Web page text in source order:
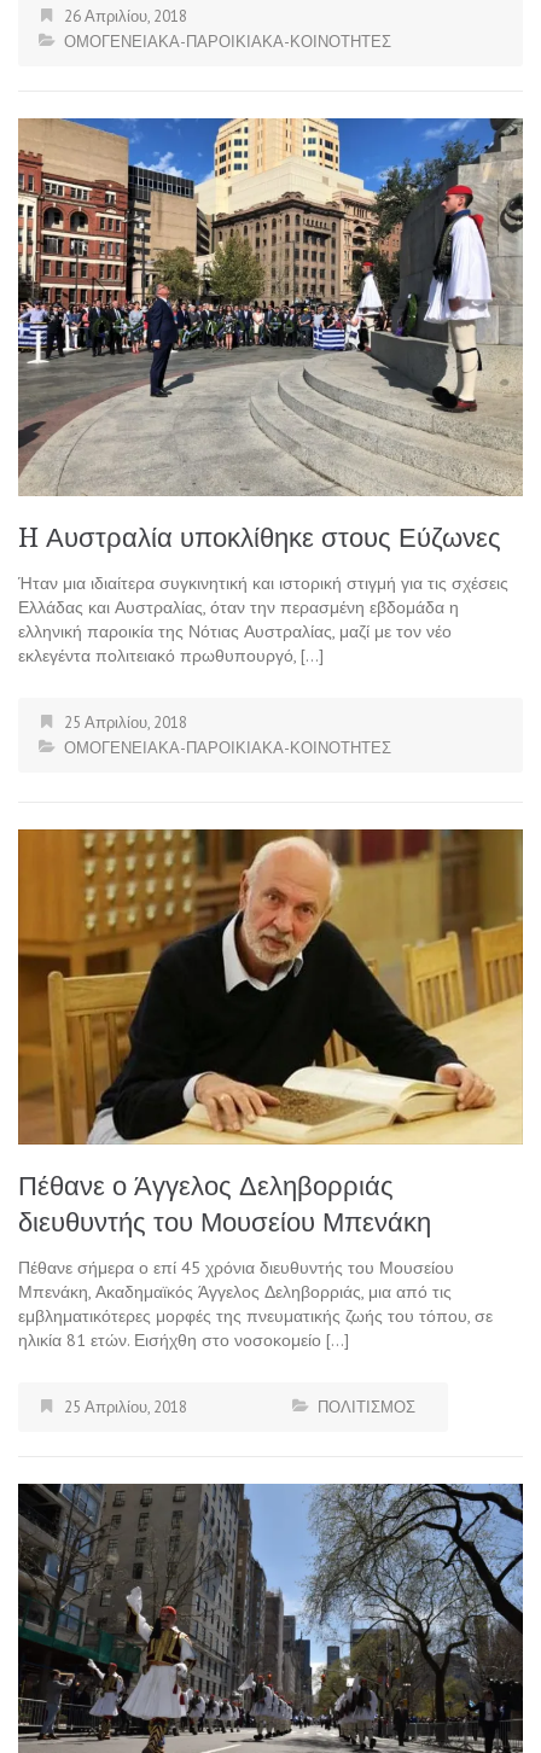
26 Απριλίου, 2018
ΟΜΟΓΕΝΕΙΑΚΑ-ΠΑΡΟΙΚΙΑΚΑ-ΚΟΙΝΟΤΗΤΕΣ
H Αυστραλία υποκλίθηκε στους Εύζωνες
Ήταν μια ιδιαίτερα συγκινητική και ιστορική στιγμή για τις σχέσεις
Ελλάδας και Αυστραλίας, όταν την περασμένη εβδομάδα η
ελληνική παροικία της Νότιας Αυστραλίας, μαζί με τον νέο
εκλεγέντα πολιτειακό πρωθυπουργό, […]
25 Απριλίου, 2018
ΟΜΟΓΕΝΕΙΑΚΑ-ΠΑΡΟΙΚΙΑΚΑ-ΚΟΙΝΟΤΗΤΕΣ
Πέθανε ο Άγγελος Δεληβορριάς
διευθυντής του Μουσείου Μπενάκη
Πέθανε σήμερα ο επί 45 χρόνια διευθυντής του Μουσείου
Μπενάκη, Ακαδημαϊκός Άγγελος Δεληβορριάς, μια από τις
εμβληματικότερες μορφές της πνευματικής ζωής του τόπου, σε
ηλικία 81 ετών. Εισήχθη στο νοσοκομείο […]
25 Απριλίου, 2018 ΠΟΛΙΤΙΣΜΟΣ